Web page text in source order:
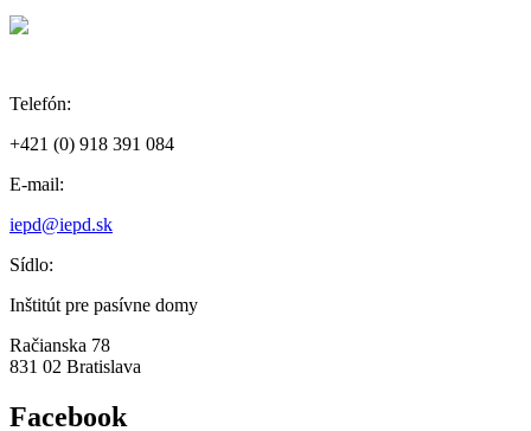
Telefón:
+421 (0) 918 391 084
E-mail:
iepd@iepd.sk
Sídlo:
Inštitút pre pasívne domy
Račianska 78
831 02 Bratislava
Facebook